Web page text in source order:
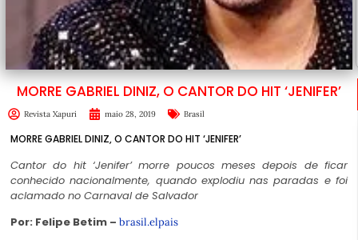
MORRE GABRIEL DINIZ, O CANTOR DO HIT ‘JENIFER’
Revista Xapuri maio 28, 2019 Brasil
MORRE GABRIEL DINIZ, O CANTOR DO HIT ‘JENIFER’
Cantor do hit ‘Jenifer’ morre poucos meses depois de ficar
conhecido nacionalmente, quando explodiu nas paradas e foi
aclamado no Carnaval de Salvador
Por: Felipe Betim – brasil.elpais